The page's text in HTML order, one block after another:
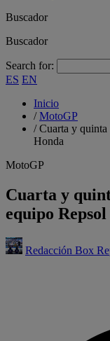
Buscador
Buscador
Search for:
ES EN
Inicio
/MotoGP
/Cuarta y
Honda
MotoGP
Cuarta y
equipo
Redacción Box